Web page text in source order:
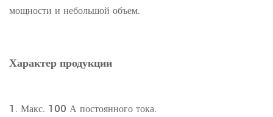
мощности и небольшой объем.
Характер продукции
1. Макс. 100 А постоянного тока.